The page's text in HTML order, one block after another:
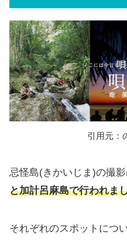
引用元：
忌怪島(きかいじま)の撮
と加計呂麻島で行われま
それぞれのスポットにつ